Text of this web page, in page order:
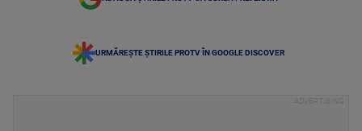
URMĂREȘTE ȘTIRILE PROTV ÎN GOOGLE DISCOVER